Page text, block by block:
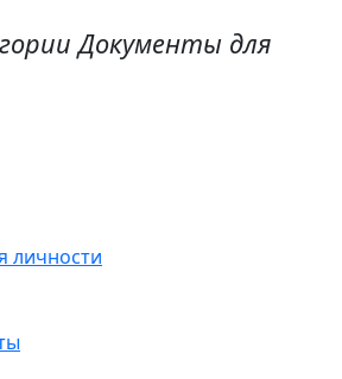
Документы для
личности